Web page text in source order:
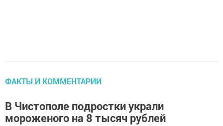
ФАКТЫ И КОММЕНТАРИИ
В Чистополе подростки украли
мороженого на 8 тысяч рублей